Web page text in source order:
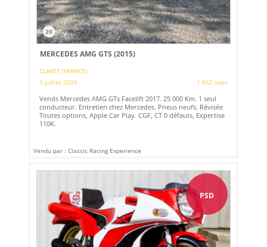
20
MERCEDES AMG GTS (2015)
CLARET (FRANCE)
3 juillet 2026
1 852 vues
Vends Mercedes AMG GTs Facelift 2017. 25 000 Km. 1 seul
conducteur. Entretien chez Mercedes. Pneus neufs. Révisée
Toutes options, Apple Car Play. CGF, CT 0 défauts, Expertise
110K.
Vendu par : Classic Racing Experience
PSD